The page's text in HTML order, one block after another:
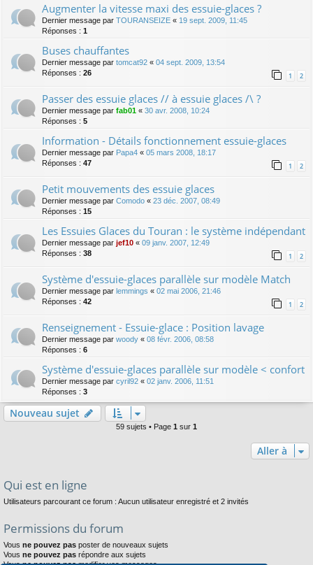
Augmenter la vitesse maxi des essuie-glaces ?
Dernier message par TOURANSEIZE « 19 sept. 2009, 11:45
Réponses : 1
Buses chauffantes
Dernier message par tomcat92 « 04 sept. 2009, 13:54
Réponses : 26 1 2
Passer des essuie glaces // à essuie glaces /\ ?
Dernier message par fab01 « 30 avr. 2008, 10:24
Réponses : 5
Information - Détails fonctionnement essuie-glaces
Dernier message par Papa4 « 05 mars 2008, 18:17
Réponses : 47 1 2
Petit mouvements des essuie glaces
Dernier message par Comodo « 23 déc. 2007, 08:49
Réponses : 15
Les Essuies Glaces du Touran : le système indépendant
Dernier message par jef10 « 09 janv. 2007, 12:49
Réponses : 38 1 2
Système d'essuie-glaces parallèle sur modèle Match
Dernier message par lemmings « 02 mai 2006, 21:46
Réponses : 42 1 2
Renseignement - Essuie-glace : Position lavage
Dernier message par woody « 08 févr. 2006, 08:58
Réponses : 6
Système d'essuie-glaces parallèle sur modèle < confort
Dernier message par cyril92 « 02 janv. 2006, 11:51
Réponses : 3
Nouveau sujet
59 sujets • Page 1 sur 1
Aller à
Qui est en ligne
Utilisateurs parcourant ce forum : Aucun utilisateur enregistré et 2 invités
Permissions du forum
Vous ne pouvez pas poster de nouveaux sujets
Vous ne pouvez pas répondre aux sujets